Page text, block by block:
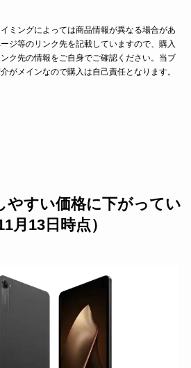
ミングによっては商品情報が異なる場合があ
ジ等のリンク先を記載していますので、購入
ク先の情報をご自身でご確認ください。当ブ
がメインなので購入は自己責任となります。
やすい価格に下がってい
月13日時点）